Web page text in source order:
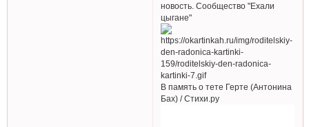
новость. Сообщество "Ехали
цыгане"
В память о тете Герте (Антонина
Бах) / Стихи.ру